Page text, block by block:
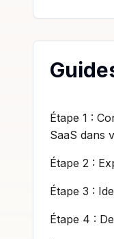
Étape 1 :
SaaS dans
Étape 2 :
Étape 3 :
Étape 4 :